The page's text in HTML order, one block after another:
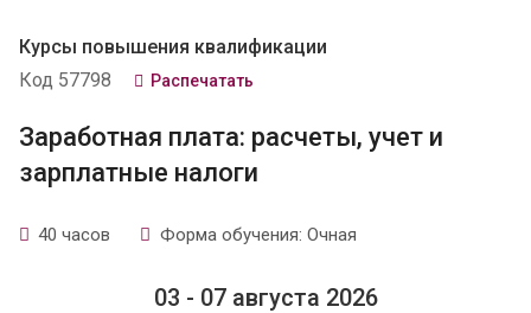
Курсы повышения квалификации
Код 57798
Распечатать
Заработная плата: расчеты, учет и
зарплатные налоги
40 часов Форма обучения: Очная
03 - 07 августа 2026